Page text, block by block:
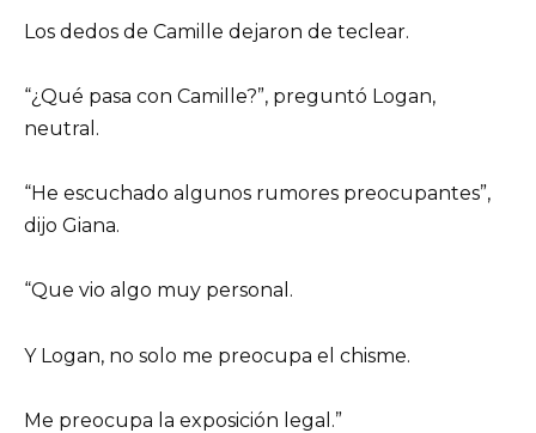
Los dedos de Camille dejaron de teclear.
“¿Qué pasa con Camille?”, preguntó Logan,
neutral.
“He escuchado algunos rumores preocupantes”,
dijo Giana.
“Que vio algo muy personal.
Y Logan, no solo me preocupa el chisme.
Me preocupa la exposición legal.”